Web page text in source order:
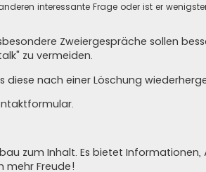
interessante Frage oder ist er
Zweiergespräche sollen
zu vermeiden.
nach einer Löschung
.
zum Inhalt. Es bietet
mehr Freude!